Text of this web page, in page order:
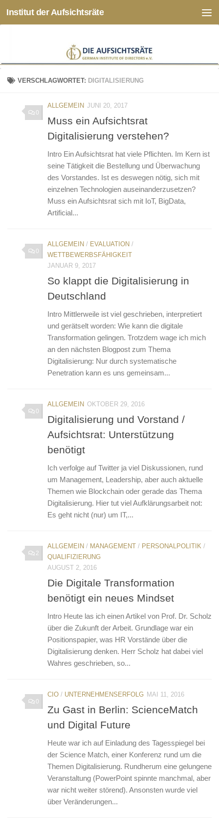
Zum Inhalt springen
Institut der Aufsichtsräte
VERSCHLAGWORTET: DIGITALISIERUNG
0
ALLGEMEIN JUNI 20, 2017
Muss ein Aufsichtsrat
Digitalisierung verstehen?
Intro Ein Aufsichtsrat hat viele Pflichten. Im Kern ist
seine Tätigkeit die Bestellung und Überwachung
des Vorstandes. Ist es deswegen nötig, sich mit
einzelnen Technologien auseinanderzusetzen?
Muss ein Aufsichtsrat sich mit IoT, BigData,
Artificial...
0
ALLGEMEIN / EVALUATION /
WETTBEWERBSFÄHIGKEIT
JANUAR 9, 2017
So klappt die Digitalisierung in
Deutschland
Intro Mittlerweile ist viel geschrieben, interpretiert
und gerätselt worden: Wie kann die digitale
Transformation gelingen. Trotzdem wage ich mich
an den nächsten Blogpost zum Thema
Digitalisierung: Nur durch systematische
Penetration kann es uns gemeinsam...
0
ALLGEMEIN OKTOBER 29, 2016
Digitalisierung und Vorstand /
Aufsichtsrat: Unterstützung
benötigt
Ich verfolge auf Twitter ja viel Diskussionen, rund
um Management, Leadership, aber auch aktuelle
Themen wie Blockchain oder gerade das Thema
Digitalisierung. Hier tut viel Aufklärungsarbeit not:
Es geht nicht (nur) um IT,...
2
ALLGEMEIN / MANAGEMENT / PERSONALPOLITIK /
QUALIFIZIERUNG
AUGUST 2, 2016
Die Digitale Transformation
benötigt ein neues Mindset
Intro Heute las ich einen Artikel von Prof. Dr. Scholz
über die Zukunft der Arbeit. Grundlage war ein
Positionspapier, was HR Vorstände über die
Digitalisierung denken. Herr Scholz hat dabei viel
Wahres geschrieben, so...
0
CIO / UNTERNEHMENSERFOLG MAI 11, 2016
Zu Gast in Berlin: ScienceMatch
und Digital Future
Heute war ich auf Einladung des Tagesspiegel bei
der Science Match, einer Konferenz rund um die
Themen Digitalisierung. Rundherum eine gelungene
Veranstaltung (PowerPoint spinnte manchmal, aber
war nicht weiter störend). Ansonsten wurde viel
über Veränderungen...